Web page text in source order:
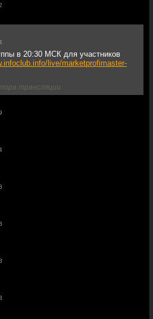
в 20:30 МСК для участников
live/marketprofimaster-
трансляции